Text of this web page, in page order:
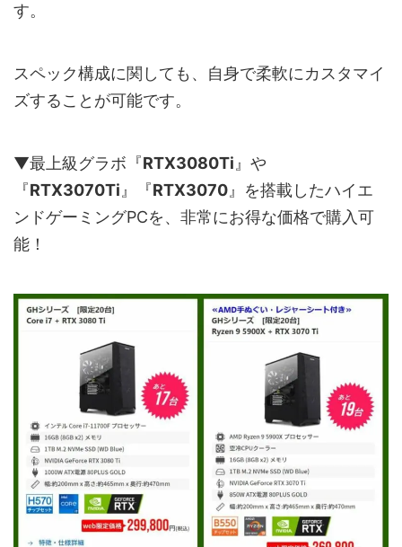
す。
スペック構成に関しても、自身で柔軟にカスタマイ
ズすることが可能です。
▼最上級グラボ『RTX3080Ti 』や
『RTX3070Ti 』『RTX3070 』を搭載したハイエ
ンドゲーミングPCを、非常にお得な価格で購入可
能！